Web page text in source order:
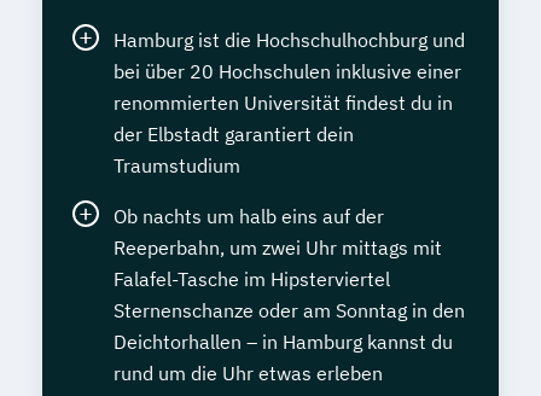
Hamburg ist die Hochschulhochburg und
bei über 20 Hochschulen inklusive einer
renommierten Universität findest du in
der Elbstadt garantiert dein
Traumstudium
Ob nachts um halb eins auf der
Reeperbahn, um zwei Uhr mittags mit
Falafel-Tasche im Hipsterviertel
Sternenschanze oder am Sonntag in den
Deichtorhallen – in Hamburg kannst du
rund um die Uhr etwas erleben